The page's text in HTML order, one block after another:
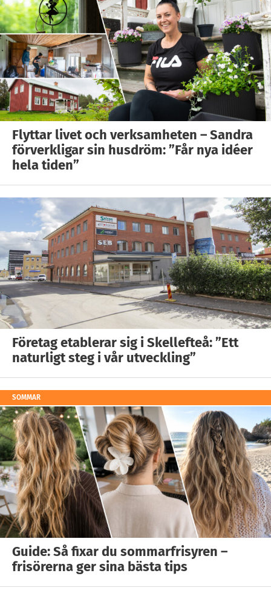
Flyttar livet och verksamheten – Sandra
förverkligar sin husdröm: ”Får nya idéer
hela tiden”
Företag etablerar sig i Skellefteå: ”Ett
naturligt steg i vår utveckling”
SOMMAR
Guide: Så fixar du sommarfrisyren –
frisörerna ger sina bästa tips